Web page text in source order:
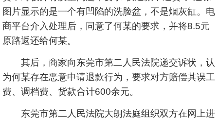
图片显示的是一个有凹陷的洗脸盆，不是烟灰缸。电
商平台介入处理后，同意了何某的要求，并将8.5元
原路返还给何某。
其后，商家向东莞市第二人民法院递交诉状，认
为何某存在恶意申请退款行为，要求对方赔偿其误工
费、调档费、货款合计600余元。
东莞市第二人民法院大朗法庭组织双方在网上进